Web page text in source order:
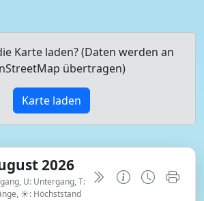
Karte laden? (Daten werden an
übertragen)
Karte laden
2026
U: Untergang, T:
☀: Höchststand